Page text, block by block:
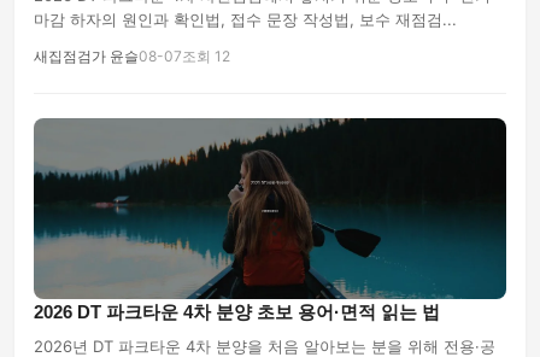
마감 하자의 원인과 확인법, 접수 문장 작성법, 보수 재점검...
새집점검가 윤슬08-07조회 12
2026 DT 파크타운 4차 분양 초보 용어·면적 읽는 법
2026년 DT 파크타운 4차 분양을 처음 알아보는 분을 위해 전용·공